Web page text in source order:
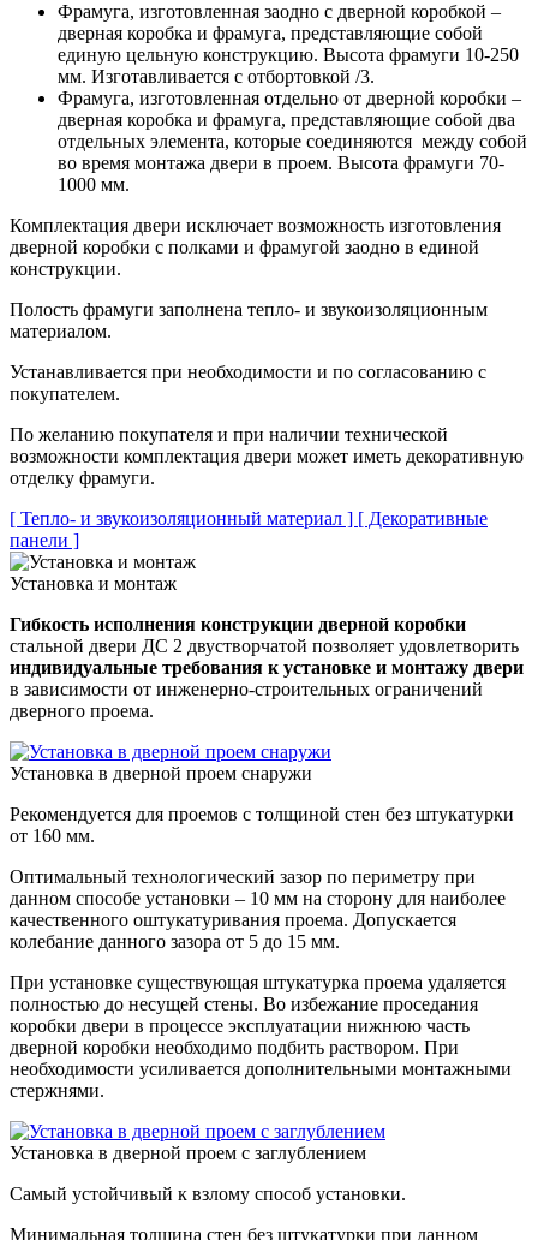
Фрамуга, изготовленная заодно с дверной коробкой –
дверная коробка и фрамуга, представляющие собой
единую цельную конструкцию. Высота фрамуги 10-250
мм. Изготавливается с отбортовкой /3.
Фрамуга, изготовленная отдельно от дверной коробки –
дверная коробка и фрамуга, представляющие собой два
отдельных элемента, которые соединяются между собой
во время монтажа двери в проем. Высота фрамуги 70-
1000 мм.
Комплектация двери исключает возможность изготовления
дверной коробки с полками и фрамугой заодно в единой
конструкции.
Полость фрамуги заполнена тепло- и звукоизоляционным
материалом.
Устанавливается при необходимости и по согласованию с
покупателем.
По желанию покупателя и при наличии технической
возможности комплектация двери может иметь декоративную
отделку фрамуги.
[ Тепло- и звукоизоляционный материал ] [ Декоративные
панели ]
Установка и монтаж
Гибкость исполнения конструкции дверной коробки
стальной двери ДС 2 двустворчатой позволяет удовлетворить
индивидуальные требования к установке и монтажу двери
в зависимости от инженерно-строительных ограничений
дверного проема.
Установка в дверной проем снаружи
Рекомендуется для проемов с толщиной стен без штукатурки
от 160 мм.
Оптимальный технологический зазор по периметру при
данном способе установки – 10 мм на сторону для наиболее
качественного оштукатуривания проема. Допускается
колебание данного зазора от 5 до 15 мм.
При установке существующая штукатурка проема удаляется
полностью до несущей стены. Во избежание проседания
коробки двери в процессе эксплуатации нижнюю часть
дверной коробки необходимо подбить раствором. При
необходимости усиливается дополнительными монтажными
стержнями.
Установка в дверной проем с заглублением
Самый устойчивый к взлому способ установки.
Минимальная толщина стен без штукатурки при данном